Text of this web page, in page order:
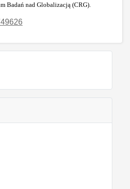
Badań nad Globalizacją (CRG).